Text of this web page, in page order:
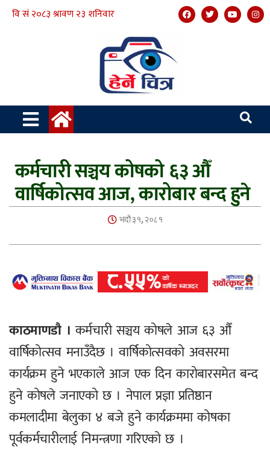
कर्मचारी सञ्चय कोषको ६३ औँ
वार्षिकोत्सव आज, कारोबार बन्द हुने
भदौ ३१, २०८१
काठमाणडौ । कर्मचारी सञ्चय कोषले आज ६३ औँ
वार्षिकोत्सव मनाउँदैछ । वार्षिकोत्सवको अवसरमा
कार्यक्रम हुने भएकाले आज एक दिन कारोबारसमेत बन्द
हुने कोषले जनाएको छ । नेपाल प्रज्ञा प्रतिष्ठान
कमलादीमा बेलुका ४ बजे हुने कार्यक्रममा कोषका
पूर्वकर्मचारीलाई निमन्त्रणा गरिएको छ ।